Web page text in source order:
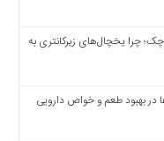
چرا یخچال‌های زیرکانتری به
در بهبود طعم و خواص دارویی